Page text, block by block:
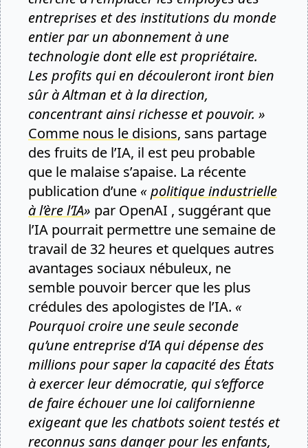
entreprises et des institutions du monde
entier par un abonnement à une
technologie dont elle est propriétaire.
Les profits qui en découleront iront bien
sûr à Altman et à la direction,
concentrant ainsi richesse et pouvoir. »
Comme nous le disions, sans partage
des fruits de l’IA, il est peu probable
que le malaise s’apaise. La récente
publication d’une «politique industrielle
à l’ère l’IA» par OpenAI , suggérant que
l’IA pourrait permettre une semaine de
travail de 32 heures et quelques autres
avantages sociaux nébuleux, ne
semble pouvoir bercer que les plus
crédules des apologistes de l’IA. «
Pourquoi croire une seule seconde
qu’une entreprise d’IA qui dépense des
millions pour saper la capacité des États
à exercer leur démocratie, qui s’efforce
de faire échouer une loi californienne
exigeant que les chatbots soient testés et
reconnus sans danger pour les enfants,